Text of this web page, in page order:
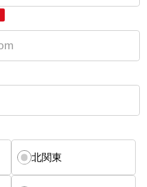
北関東